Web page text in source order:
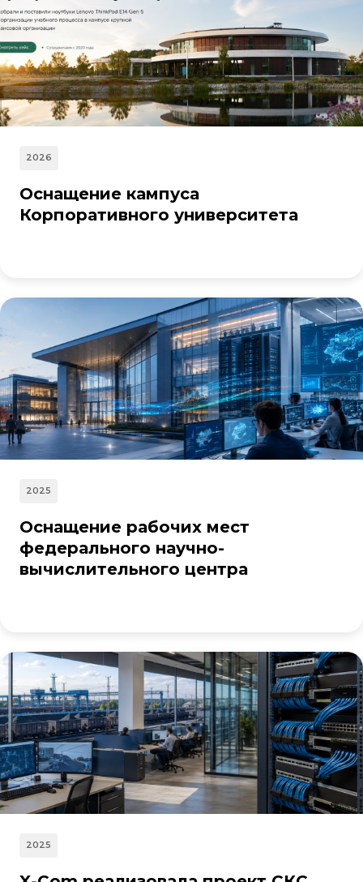
2026
Оснащение кампуса
Корпоративного университета
2025
Оснащение рабочих мест
федерального научно-
вычислительного центра
2025